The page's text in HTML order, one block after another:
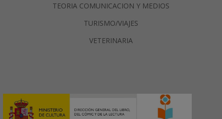
TEORIA COMUNICACION Y MEDIOS
TURISMO/VIAJES
VETERINARIA